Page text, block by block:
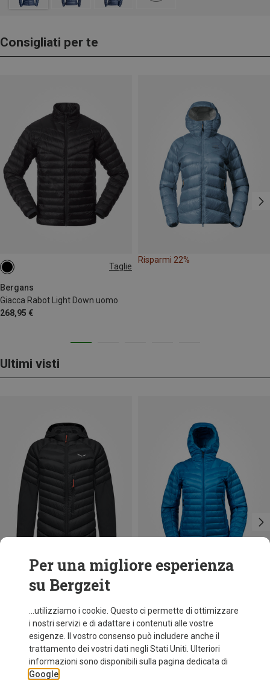
Consigliati per te
Taglie
Bergans
Giacca Rabot Light Down uomo
268,95 €
M
Risparmi 22%
Ultimi visti
Risparmi 43%
Per una migliore esperienza
su Bergzeit
...utilizziamo i cookie. Questo ci permette di ottimizzare
i nostri servizi e di adattare i contenuti alle vostre
esigenze. Il vostro consenso può includere anche il
trattamento dei vostri dati negli Stati Uniti. Ulteriori
informazioni sono disponibili sulla pagina dedicata di
Google